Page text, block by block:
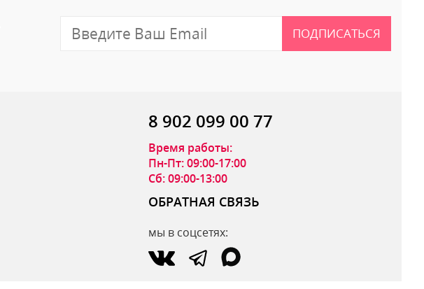
ОТПРАВИТЬ ОТЗЫВ
ПОДПИСАТЬСЯ
8 902 099 00 77
Время работы:
Пн-Пт: 09:00-17:00
Сб: 09:00-13:00
ОБРАТНАЯ СВЯЗЬ
мы в соцсетях: